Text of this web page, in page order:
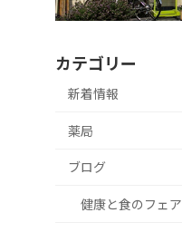
カテゴリー
新着情報
薬局
ブログ
健康と食のフェア